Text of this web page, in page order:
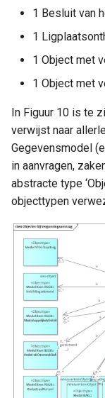
1 Besluit van
1
1 Object met
1 Object met
In Figuur 10 is te
verwijst naar
Gegevensmodel
in aanvragen,
abstracte type
objecttypen